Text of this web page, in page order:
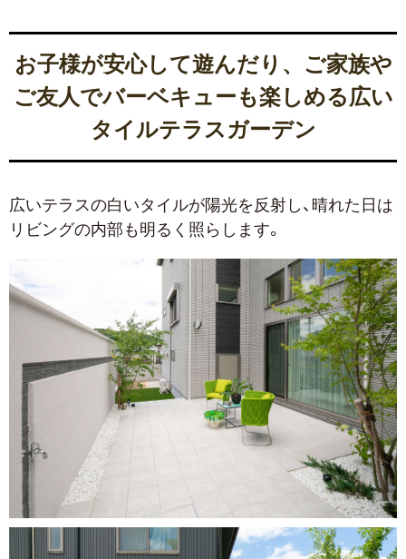
お子様が安心して遊んだり、ご家族や
ご友人でバーベキューも楽しめる広い
タイルテラスガーデン
広いテラスの白いタイルが陽光を反射し、晴れた日は
リビングの内部も明るく照らします。